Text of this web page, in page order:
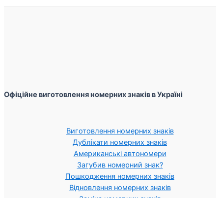
Офіційне виготовлення номерних знаків в Україні
Виготовлення номерних знаків
Дублікати номерних знаків
Американські автономери
Загубив номерний знак?
Пошкодження номерних знаків
Відновлення номерних знаків